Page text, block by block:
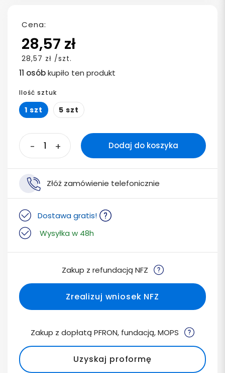
Cena:
28,57 zł
28,57 zł /szt.
11 osóbkupiło ten produkt
Ilość sztuk
1 szt 5 szt
- + Dodaj do koszyka
Złóż zamówienie telefonicznie
Dostawa gratis!
Wysyłka w 48h
Zakup z refundacją NFZ
Zrealizuj wniosek NFZ
Zakup z dopłatą PFRON, fundacją, MOPS
Uzyskaj proformę